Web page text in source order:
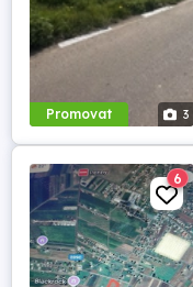
Promovat 3
6